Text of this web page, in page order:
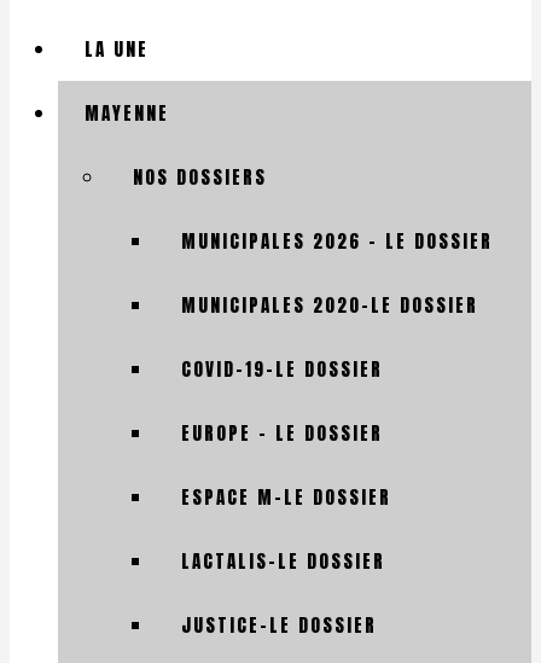
LA UNE
MAYENNE
NOS DOSSIERS
MUNICIPALES 2026 – LE DOSSIER
MUNICIPALES 2020-LE DOSSIER
COVID-19-LE DOSSIER
EUROPE – LE DOSSIER
ESPACE M-LE DOSSIER
LACTALIS-LE DOSSIER
JUSTICE-LE DOSSIER